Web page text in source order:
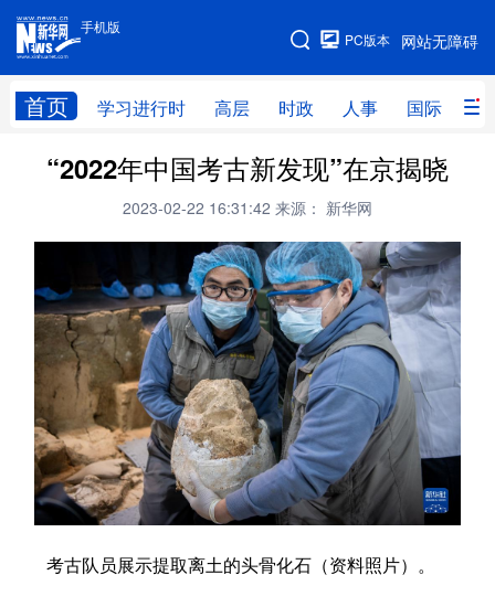
手机版
网站无障碍
PC版本
首页 学习进行时 高层 时政 人事 国际 财
手机版
网站地图
学习进行时 高层 时政 人事
财经 网评
思客智库 全球连线 教育
科技 科创 量子 体育
文化 书画 健康
访谈 视频 图片 政务
法律 中央文件 金融 汽车
食品 人居 信息化 数字经济
“2022年中国考古新发现”在京揭晓
2023-02-22 16:31:42 来源： 新华网
考古队员展示提取离土的头骨化石（资料照片）。